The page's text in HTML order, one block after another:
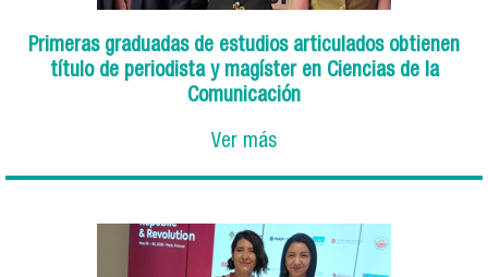
Primeras graduadas de estudios articulados obtienen
título de periodista y magíster en Ciencias de la
Comunicación
Ver más